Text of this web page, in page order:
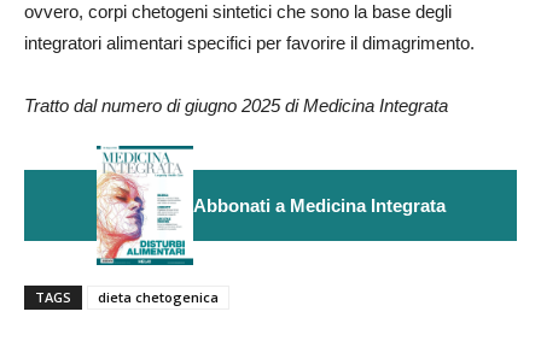
ovvero, corpi chetogeni sintetici che sono la base degli
integratori alimentari specifici per favorire il dimagrimento.
Tratto dal numero di giugno 2025 di Medicina Integrata
Abbonati a Medicina Integrata
TAGS dieta chetogenica